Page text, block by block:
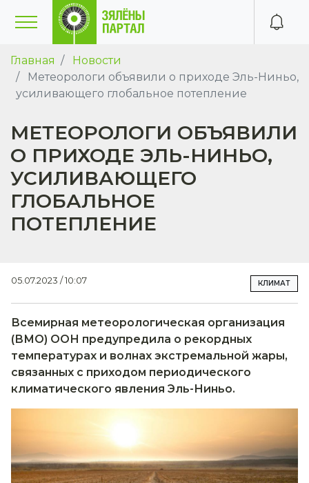
Главная
Новости
Метеорологи объявили о приходе Эль-Ниньо,
усиливающего глобальное потепление
МЕТЕОРОЛОГИ ОБЪЯВИЛИ
О ПРИХОДЕ ЭЛЬ-НИНЬО,
УСИЛИВАЮЩЕГО
ГЛОБАЛЬНОЕ
ПОТЕПЛЕНИЕ
05.07.2023 / 10:07 КЛИМАТ
Всемирная метеорологическая организация
(ВМО) ООН предупредила о рекордных
температурах и волнах экстремальной жары,
связанных с приходом периодического
климатического явления Эль-Ниньо.